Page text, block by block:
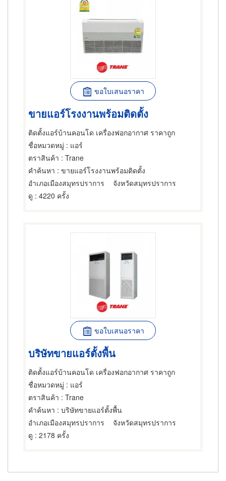
ขอใบเสนอราคา
ขายแอร์โรงงานพร้อมติดตั้ง
ติดตั้งแอร์บ้านคอนโด เครื่องฟอกอากาศ ราคาถูก
ชื่อหมวดหมู่ : แอร์
ตราสินค้า : Trane
คำค้นหา : ขายแอร์โรงงานพร้อมติดตั้ง
อำเภอเมืองสมุทรปราการ
จังหวัดสมุทรปราการ
ดู : 4220 ครั้ง
ขอใบเสนอราคา
บริษัทขายแอร์ตั้งพื้น
ติดตั้งแอร์บ้านคอนโด เครื่องฟอกอากาศ ราคาถูก
ชื่อหมวดหมู่ : แอร์
ตราสินค้า : Trane
คำค้นหา : บริษัทขายแอร์ตั้งพื้น
อำเภอเมืองสมุทรปราการ
จังหวัดสมุทรปราการ
ดู : 2178 ครั้ง